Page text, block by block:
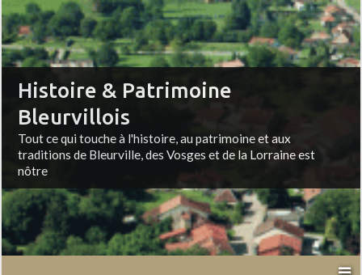
Histoire & Patrimoine
Bleurvillois
Tout ce qui touche à l'histoire, au patrimoine et aux
traditions de Bleurville, des Vosges et de la Lorraine est
nôtre